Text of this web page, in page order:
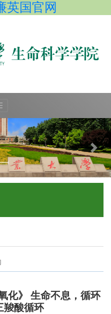
英国官网
化》 生命不息，循环
酸循环